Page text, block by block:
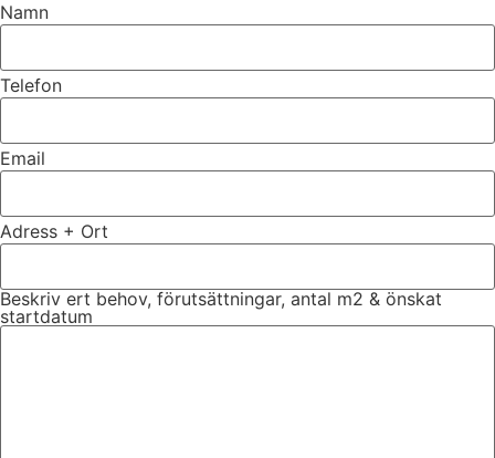
Namn
Telefon
Email
Adress + Ort
Beskriv ert behov, förutsättningar, antal m2 & önskat
startdatum